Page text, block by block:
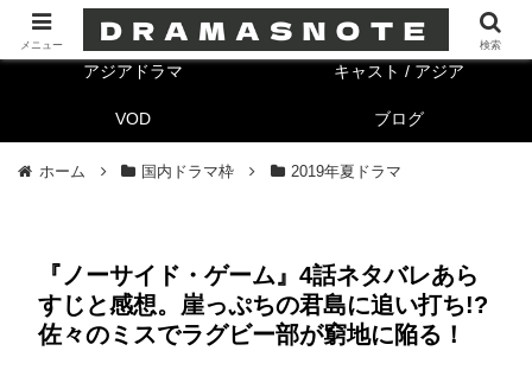
海外ドラマ キャスト/海外
アジアドラマ キャスト / アジア
VOD ブログ
ホーム 国内ドラマ枠 2019年夏ドラマ
『ノーサイド・ゲーム』4話ネタバレあら
すじと感想。崖っぷちの君島に追い打ち!?
佐々のミスでラグビー部が窮地に陥る！
メニュー 検索